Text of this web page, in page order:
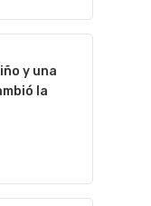
y una
la